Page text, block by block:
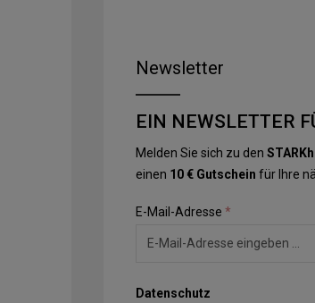
Newsletter
EIN NEWSLETTER
Melden Sie sich zu den
einen 10 € Gutschein für Ihre
E-Mail-Adresse *
Datenschutz